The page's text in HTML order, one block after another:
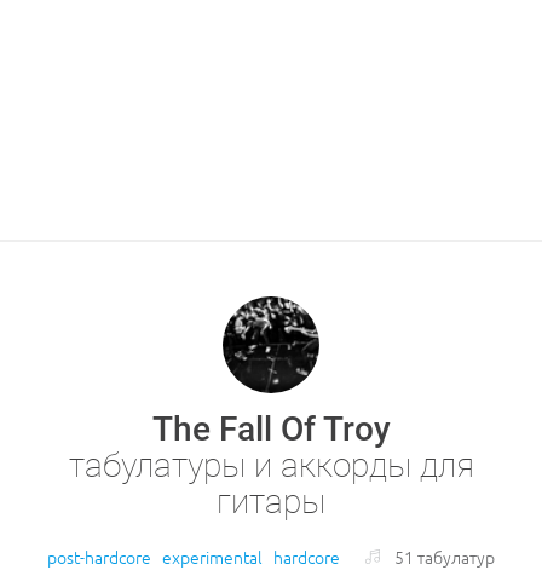
The Fall Of Troy
табулатуры и аккорды для
гитары
post-hardcore experimental hardcore 51 табулатур